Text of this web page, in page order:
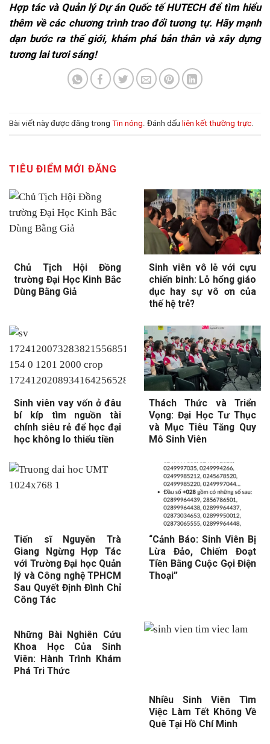
Hợp tác và Quản lý Dự án Quốc tế HUTECH để tìm hiểu
thêm về các chương trình trao đổi tương tự. Hãy mạnh
dạn bước ra thế giới, khám phá bản thân và xây dựng
tương lai tươi sáng!
Bài viết này được đăng trong Tin nóng. Đánh dấu liên kết thường trực.
TIÊU ĐIỂM MỚI ĐĂNG
Chủ Tịch Hội Đồng
trường Đại Học Kinh Bắc
Dùng Bằng Giả
Sinh viên vô lễ với cựu
chiến binh: Lỗ hổng giáo
dục hay sự vô ơn của
thế hệ trẻ?
Sinh viên vay vốn ở đâu
bí kíp tìm nguồn tài
chính siêu rẻ để học đại
học không lo thiếu tiền
Thách Thức và Triển
Vọng: Đại Học Tư Thục
và Mục Tiêu Tăng Quy
Mô Sinh Viên
Tiến sĩ Nguyễn Trà
Giang Ngừng Hợp Tác
với Trường Đại học Quản
lý và Công nghệ TPHCM
Sau Quyết Định Đình Chỉ
Công Tác
“Cảnh Báo: Sinh Viên Bị
Lừa Đảo, Chiếm Đoạt
Tiền Bằng Cuộc Gọi Điện
Thoại”
Những Bài Nghiên Cứu
Khoa Học Của Sinh
Viên: Hành Trình Khám
Phá Tri Thức
Nhiều Sinh Viên Tìm
Việc Làm Tết Không Về
Quê Tại Hồ Chí Minh